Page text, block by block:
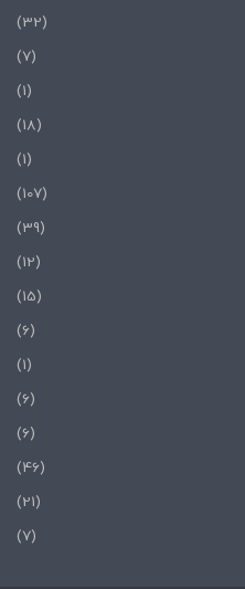
(32)
(7)
(1)
(18)
(1)
(107)
(39)
(12)
(15)
(6)
(1)
(6)
(6)
(46)
(21)
(7)